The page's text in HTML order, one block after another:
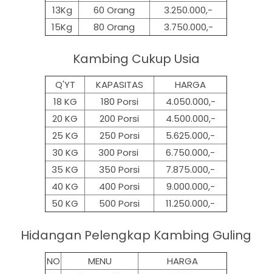
13Kg
60 Orang
3.250.000,-
15Kg
80 Orang 3.750.000,-
Kambing Cukup Usia
Q'YT KAPASITAS
HARGA
18 KG
180 Porsi
4.050.000,-
20 KG
200 Porsi
4.500.000,-
25 KG
250 Porsi
5.625.000,-
30 KG
300 Porsi
6.750.000,-
35 KG
350 Porsi
7.875.000,-
40 KG
400 Porsi
9.000.000,-
50 KG
500 Porsi 11.250.000,-
Hidangan Pelengkap Kambing Guling
NO MENU
HARGA